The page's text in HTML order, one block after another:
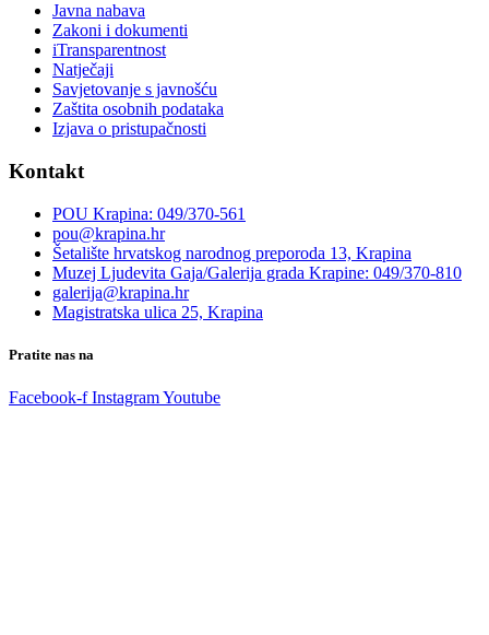
Javna nabava
Zakoni i dokumenti
iTransparentnost
Natječaji
Savjetovanje s javnošću
Zaštita osobnih podataka
Izjava o pristupačnosti
Kontakt
POU Krapina: 049/370-561
pou@krapina.hr
Šetalište hrvatskog narodnog preporoda 13, Krapina
Muzej Ljudevita Gaja/Galerija grada Krapine: 049/370-810
galerija@krapina.hr
Magistratska ulica 25, Krapina
Pratite nas na
Facebook-f InstagramYoutube